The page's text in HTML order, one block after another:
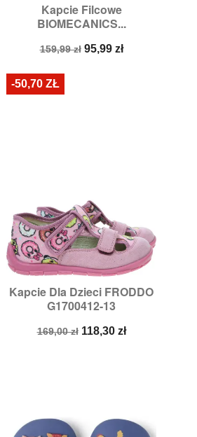
Kapcie Filcowe
BIOMECANICS...
Cena
159,99 zł Cena
95,99 zł
Szybki podgląd
Rozmiary: 20,21
Kapcie Dla Dzieci FRODDO
G1700412-13
Cena
169,00 zł Cena
118,30 zł
 Szybki podgląd
Rozmiary:25
-50,70 ZŁ